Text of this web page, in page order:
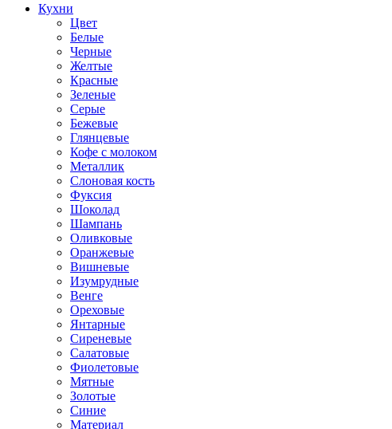
Кухни
Цвет
Белые
Черные
Желтые
Красные
Зеленые
Серые
Бежевые
Глянцевые
Кофе с молоком
Металлик
Слоновая кость
Фуксия
Шоколад
Шампань
Оливковые
Оранжевые
Вишневые
Изумрудные
Венге
Ореховые
Янтарные
Сиреневые
Салатовые
Фиолетовые
Мятные
Золотые
Синие
Материал